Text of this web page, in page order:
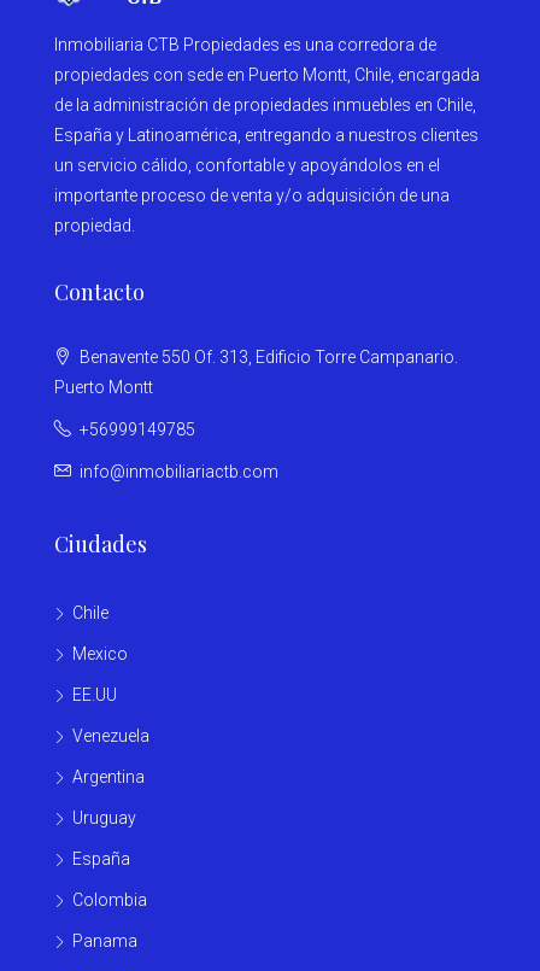
Inmobiliaria CTB Propiedades es una corredora de
propiedades con sede en Puerto Montt, Chile, encargada
de la administración de propiedades inmuebles en Chile,
España y Latinoamérica, entregando a nuestros clientes
un servicio cálido, confortable y apoyándolos en el
importante proceso de venta y/o adquisición de una
propiedad.
Contacto
Benavente 550 Of. 313, Edificio Torre Campanario.
Puerto Montt
+56999149785
info@inmobiliariactb.com
Ciudades
Chile
Mexico
EE.UU
Venezuela
Argentina
Uruguay
España
Colombia
Panama